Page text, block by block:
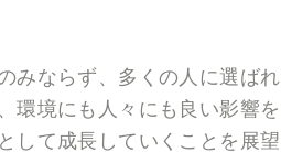
みならず、多くの人に選ばれ
環境にも人々にも良い影響を
して成長していくことを展望